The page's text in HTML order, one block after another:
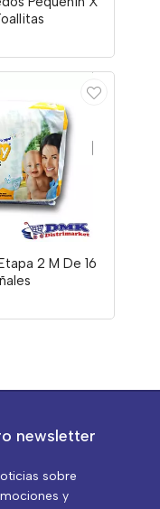
2 M De 16
newsletter
sobre
y